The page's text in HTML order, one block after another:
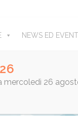
NEWS ED
mercoledì 26